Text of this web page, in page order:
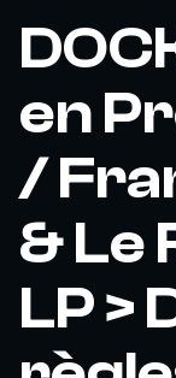
en
/
& Le
LP >